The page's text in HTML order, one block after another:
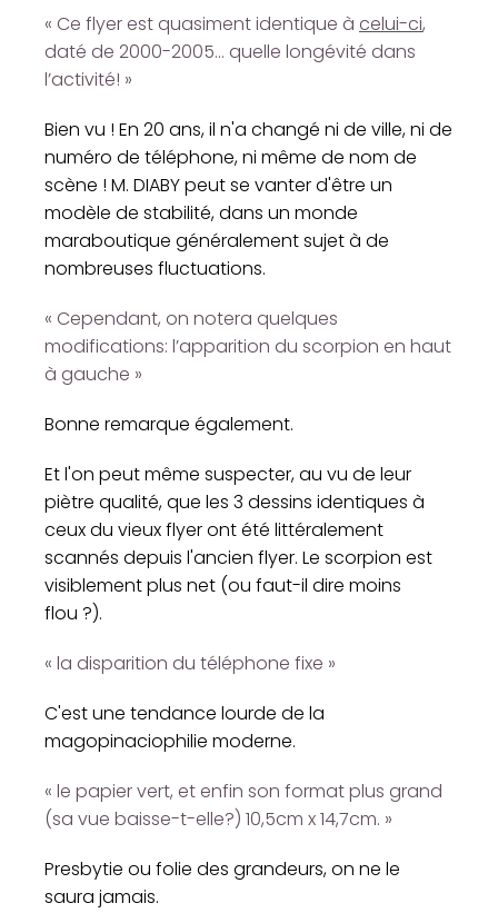
« Ce flyer est quasiment identique à celui-ci,
daté de 2000-2005... quelle longévité dans
l’activité! »
Bien vu ! En 20 ans, il n'a changé ni de ville, ni de
numéro de téléphone, ni même de nom de
scène ! M. DIABY peut se vanter d'être un
modèle de stabilité, dans un monde
maraboutique généralement sujet à de
nombreuses fluctuations.
« Cependant, on notera quelques
modifications: l’apparition du scorpion en haut
à gauche »
Bonne remarque également.
Et l'on peut même suspecter, au vu de leur
piètre qualité, que les 3 dessins identiques à
ceux du vieux flyer ont été littéralement
scannés depuis l'ancien flyer. Le scorpion est
visiblement plus net (ou faut-il dire moins
flou ?).
« la disparition du téléphone fixe »
C'est une tendance lourde de la
magopinaciophilie moderne.
« le papier vert, et enfin son format plus grand
(sa vue baisse-t-elle?) 10,5cm x 14,7cm. »
Presbytie ou folie des grandeurs, on ne le
saura jamais.